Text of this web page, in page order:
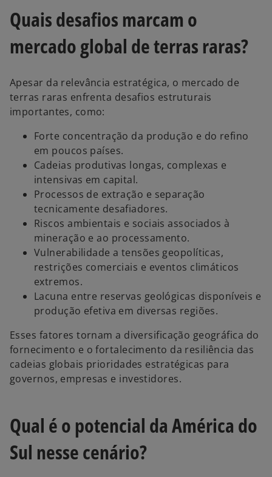
Quais desafios marcam o
mercado global de terras raras?
Apesar da relevância estratégica, o mercado de
terras raras enfrenta desafios estruturais
importantes, como:
Forte concentração da produção e do refino
em poucos países.
Cadeias produtivas longas, complexas e
intensivas em capital.
Processos de extração e separação
tecnicamente desafiadores.
Riscos ambientais e sociais associados à
mineração e ao processamento.
Vulnerabilidade a tensões geopolíticas,
restrições comerciais e eventos climáticos
extremos.
Lacuna entre reservas geológicas disponíveis e
produção efetiva em diversas regiões.
Esses fatores tornam a diversificação geográfica do
fornecimento e o fortalecimento da resiliência das
cadeias globais prioridades estratégicas para
governos, empresas e investidores.
Qual é o potencial da América do
Sul nesse cenário?